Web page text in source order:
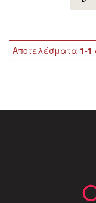
Αποτελέσματα 1-1